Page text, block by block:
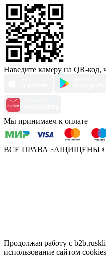
Наведите камеру на QR-код,
Мы принимаем к оплате
ВСЕ ПРАВА ЗАЩИЩЕНЫ
Продолжая работу с
использование сайтом